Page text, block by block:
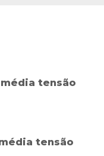
tensão
tensão